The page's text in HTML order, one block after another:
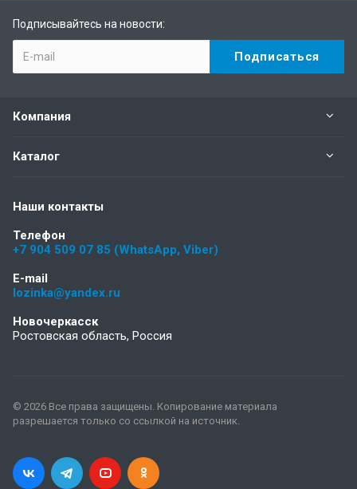
Подписывайтесь на новости:
Компания
Каталог
Наши контакты
Телефон
+7 904 509 07 85 (WhatsApp, Viber)
E-mail
lozinka@yandex.ru
Новочеркасск
Ростовская область, Россия
© 2026 Все права защищены. Копирование материала
разрешается только со ссылкой на источник.